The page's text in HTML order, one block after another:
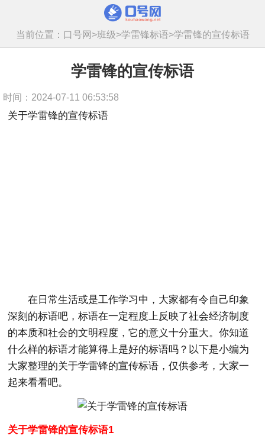
当前位置： 口号网 >班级>学雷锋标语>学雷锋的宣传标语
学雷锋的宣传标语
时间：2024-07-11 06:53:58
关于学雷锋的宣传标语
在日常生活或是工作学习中，大家都有令自己印象
深刻的标语吧，标语在一定程度上反映了社会经济制度
的本质和社会的文明程度，它的意义十分重大。你知道
什么样的标语才能算得上是好的标语吗？以下是小编为
大家整理的关于学雷锋的宣传标语，仅供参考，大家一
起来看看吧。
关于学雷锋的宣传标语1